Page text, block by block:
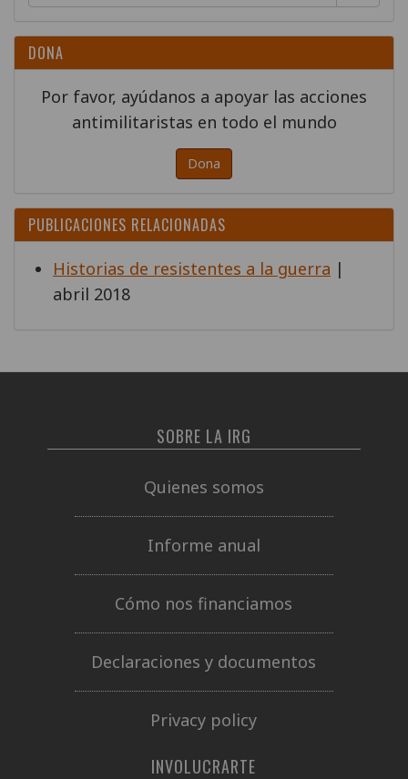
DONA
Por favor, ayúdanos a apoyar las acciones
antimilitaristas en todo el mundo
Dona
PUBLICACIONES RELACIONADAS
Historias de resistentes a la guerra |
abril 2018
SOBRE LA IRG
Quienes somos
Informe anual
Cómo nos financiamos
Declaraciones y documentos
Privacy policy
INVOLUCRARTE